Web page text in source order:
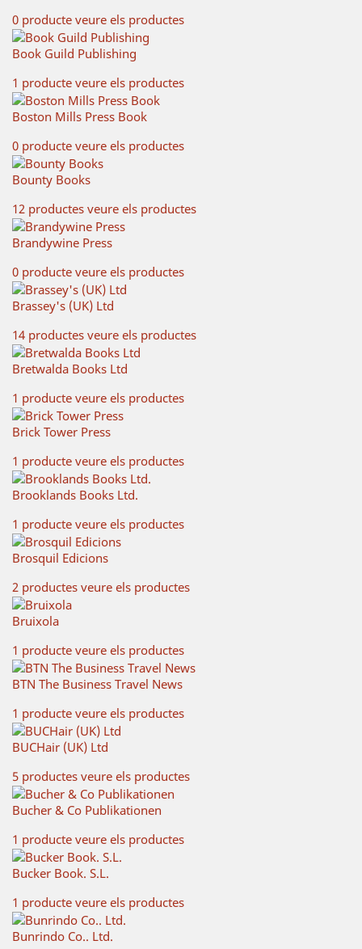
0 producte veure els productes
Book Guild Publishing
1 producte veure els productes
Boston Mills Press Book
0 producte veure els productes
Bounty Books
12 productes veure els productes
Brandywine Press
0 producte veure els productes
Brassey's (UK) Ltd
14 productes veure els productes
Bretwalda Books Ltd
1 producte veure els productes
Brick Tower Press
1 producte veure els productes
Brooklands Books Ltd.
1 producte veure els productes
Brosquil Edicions
2 productes veure els productes
Bruixola
1 producte veure els productes
BTN The Business Travel News
1 producte veure els productes
BUCHair (UK) Ltd
5 productes veure els productes
Bucher & Co Publikationen
1 producte veure els productes
Bucker Book. S.L.
1 producte veure els productes
Bunrindo Co.. Ltd.